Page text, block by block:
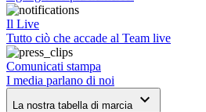
Il Live
Tutto ciò che accade al Team live
Comunicati stampa
I media parlano di noi
La nostra tabella di marcia keyboard_arrow_down